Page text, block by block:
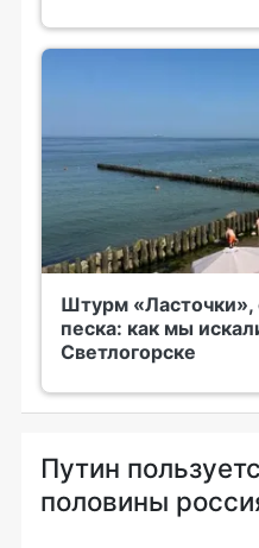
Штурм «Ласточки»,
песка: как мы
Светлогорске
Путин
половины